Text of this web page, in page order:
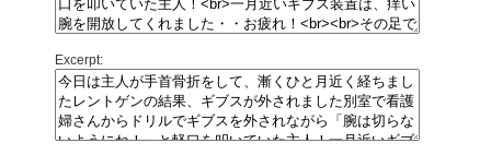
Excerpt: